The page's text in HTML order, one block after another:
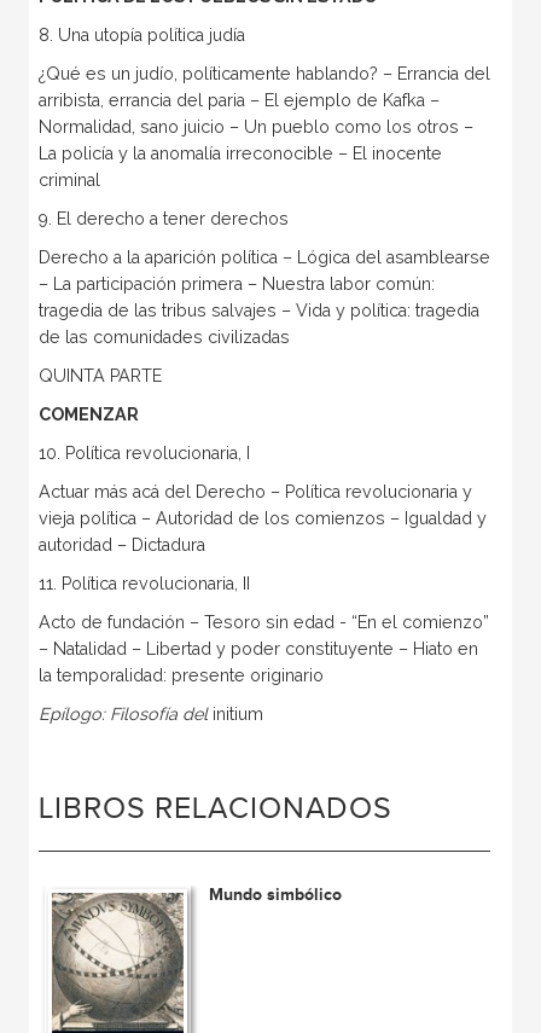
8. Una utopía política judía
¿Qué es un judío, políticamente hablando? – Errancia del
arribista, errancia del paria – El ejemplo de Kafka –
Normalidad, sano juicio – Un pueblo como los otros –
La policía y la anomalía irreconocible – El inocente
criminal
9. El derecho a tener derechos
Derecho a la aparición política – Lógica del asamblearse
– La participación primera – Nuestra labor común:
tragedia de las tribus salvajes – Vida y política: tragedia
de las comunidades civilizadas
QUINTA PARTE
COMENZAR
10. Política revolucionaria, I
Actuar más acá del Derecho – Política revolucionaria y
vieja política – Autoridad de los comienzos – Igualdad y
autoridad – Dictadura
11. Política revolucionaria, II
Acto de fundación – Tesoro sin edad - “En el comienzo”
– Natalidad – Libertad y poder constituyente – Hiato en
la temporalidad: presente originario
Epílogo: Filosofía del initium
LIBROS RELACIONADOS
Mundo simbólico